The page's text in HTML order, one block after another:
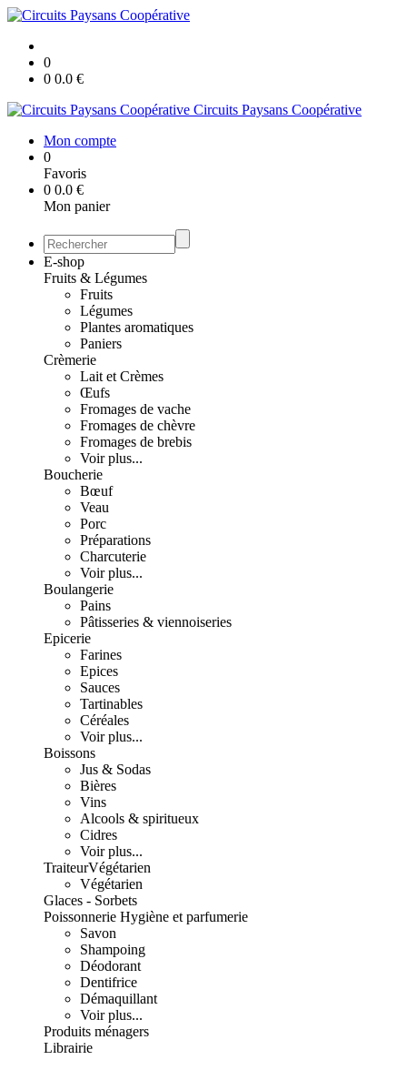
0
0 0.0 €
Circuits Paysans Coopérative
Mon compte
0
Favoris
0 0.0 €
Mon panier
E-shop
Fruits & Légumes
Fruits
Légumes
Plantes aromatiques
Paniers
Crèmerie
Lait et Crèmes
Œufs
Fromages de vache
Fromages de chèvre
Fromages de brebis
Voir plus...
Boucherie
Bœuf
Veau
Porc
Préparations
Charcuterie
Voir plus...
Boulangerie
Pains
Pâtisseries & viennoiseries
Epicerie
Farines
Epices
Sauces
Tartinables
Céréales
Voir plus...
Boissons
Jus & Sodas
Bières
Vins
Alcools & spiritueux
Cidres
Voir plus...
TraiteurVégétarien
Végétarien
Glaces - Sorbets
Poissonnerie Hygiène et parfumerie
Savon
Shampoing
Déodorant
Dentifrice
Démaquillant
Voir plus...
Produits ménagers
Librairie